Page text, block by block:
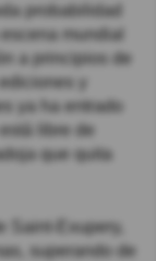
probabilidad
mundial
a principios de
y
ya ha entrado
libre de
que quita
Saint-Exupery,
superando de